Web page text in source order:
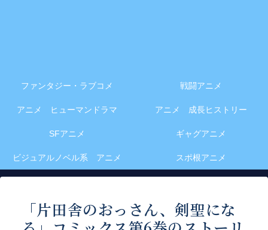
ファンタジー・ラブコメ 戦闘アニメ
アニメ ヒューマンドラマ アニメ 成長ヒストリー
SFアニメ ギャグアニメ
ビジュアルノベル系 アニメ スポ根アニメ
「片田舎のおっさん、剣聖にな